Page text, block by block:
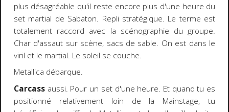
plus désagréable qu'il reste encore plus d'une heure du
set martial de Sabaton. Repli stratégique. Le terme est
totalement raccord avec la scénographie du groupe.
Char d'assaut sur scène, sacs de sable. On est dans le
viril et le martial. Le soleil se couche.
Metallica débarque.
Carcassaussi. Pour un set d'une heure. Et quand tu es
positionné relativement loin de la Mainstage, tu